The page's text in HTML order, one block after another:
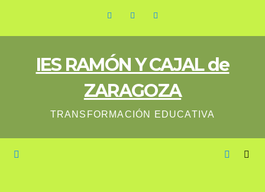
IES RAMÓN Y CAJAL de
ZARAGOZA
TRANSFORMACIÓN EDUCATIVA